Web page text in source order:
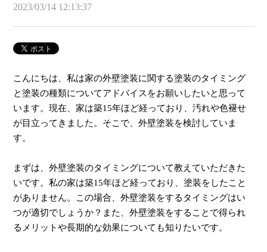
2023/03/14 12:13:37
こんにちは、私は家の外壁塗装に関する塗装のタイミング
と塗装の種類についてアドバイスをお願いしたいと思って
います。現在、家は築15年ほど経っており、汚れや色褪せ
が目立ってきました。そこで、外壁塗装を検討していま
す。
まずは、外壁塗装のタイミングについて教えていただきた
いです。私の家は築15年ほど経っており、塗装をしたこと
がありません。この場合、外壁塗装をするタイミングはい
つが適切でしょうか？また、外壁塗装をすることで得られ
るメリットや長期的な効果についても知りたいです。